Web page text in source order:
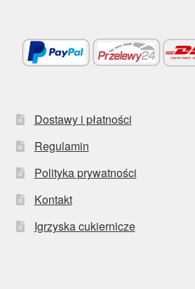
Dostawy i płatności
Regulamin
Polityka prywatności
Kontakt
Igrzyska cukiernicze